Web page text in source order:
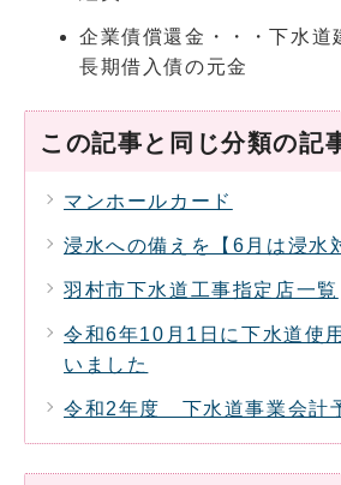
企業債償還金・・・下水道
長期借入債の元金
この記事と同じ分類の記
マンホールカード
浸水への備えを【6月は浸水
羽村市下水道工事指定店一覧
令和6年10月1日に下水道使
いました
令和2年度 下水道事業会計